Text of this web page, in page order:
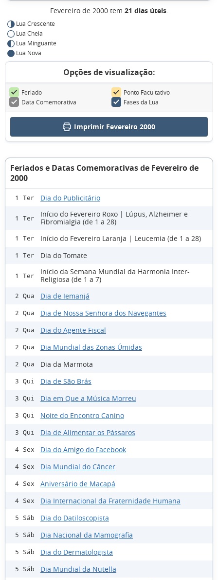
Fevereiro de 2000 tem 21 dias úteis.
Lua Crescente
Lua Cheia
Lua Minguante
Lua Nova
Opções de visualização:
Feriado
Ponto Facultativo
Data Comemorativa
Fases da Lua
Imprimir Fevereiro 2000
Feriados e Datas Comemorativas de Fevereiro de
2000
1 Ter Dia do Publicitário
1 Ter
Início do Fevereiro Roxo | Lúpus, Alzheimer e
Fibromialgia (de 1 a 28)
1 Ter Início do Fevereiro Laranja | Leucemia (de 1 a 28)
1 Ter Dia do Tomate
1 Ter
Início da Semana Mundial da Harmonia Inter-
Religiosa (de 1 a 7)
2 Qua Dia de Iemanjá
2 Qua Dia de Nossa Senhora dos Navegantes
2 Qua Dia do Agente Fiscal
2 Qua Dia Mundial das Zonas Úmidas
2 Qua Dia da Marmota
3 Qui Dia de São Brás
3 Qui Dia em Que a Música Morreu
3 Qui Noite do Encontro Canino
3 Qui Dia de Alimentar os Pássaros
4 Sex Dia do Amigo do Facebook
4 Sex Dia Mundial do Câncer
4 Sex Aniversário de Macapá
4 Sex Dia Internacional da Fraternidade Humana
5 Sáb Dia do Datiloscopista
5 Sáb Dia Nacional da Mamografia
5 Sáb Dia do Dermatologista
5 Sáb Dia Mundial da Nutella